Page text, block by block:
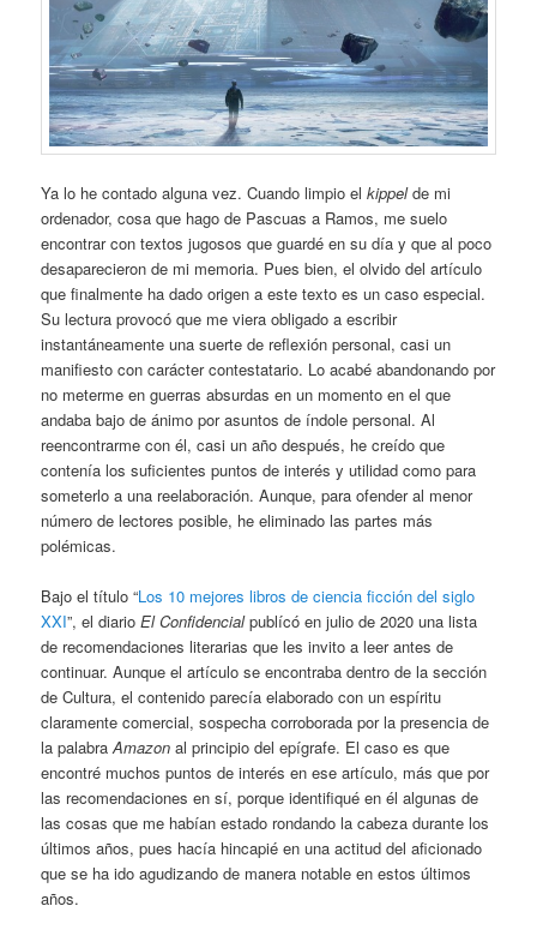
Ya lo he contado alguna vez. Cuando limpio elkippelde mi
ordenador, cosa que hago de Pascuas a Ramos, me suelo
encontrar con textos jugosos que guardé en su día y que al poco
desaparecieron de mi memoria. Pues bien, el olvido del artículo
que finalmente ha dado origen a este texto es un caso especial.
Su lectura provocó que me viera obligado a escribir
instantáneamente una suerte de reflexión personal, casi un
manifiesto con carácter contestatario. Lo acabé abandonando por
no meterme en guerras absurdas en un momento en el que
andaba bajo de ánimo por asuntos de índole personal. Al
reencontrarme con él, casi un año después, he creído que
contenía los suficientes puntos de interés y utilidad como para
someterlo a una reelaboración. Aunque, para ofender al menor
número de lectores posible, he eliminado las partes más
polémicas.
Bajo el título “Los 10 mejores libros de ciencia ficción del siglo
XXI”, el diarioEl Confidencialpublícó en julio de 2020 una lista
de recomendaciones literarias que les invito a leer antes de
continuar. Aunque el artículo se encontraba dentro de la sección
de Cultura, el contenido parecía elaborado con un espíritu
claramente comercial, sospecha corroborada por la presencia de
la palabraAmazon al principio del epígrafe. El caso es que
encontré muchos puntos de interés en ese artículo, más que por
las recomendaciones en sí, porque identifiqué en él algunas de
las cosas que me habían estado rondando la cabeza durante los
últimos años, pues hacía hincapié en una actitud del aficionado
que se ha ido agudizando de manera notable en estos últimos
años.